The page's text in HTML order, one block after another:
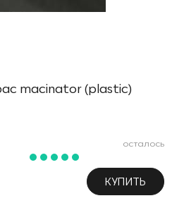
macinator (plastic)
осталось
КУПИТЬ